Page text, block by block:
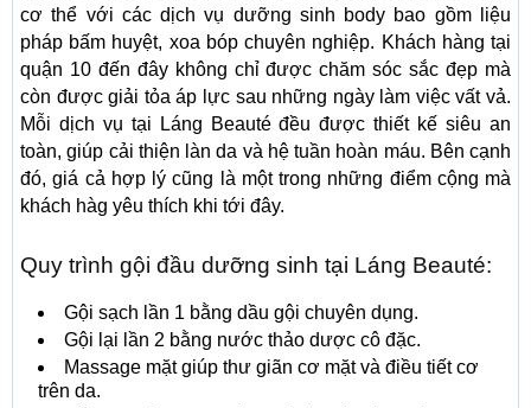
cơ thể với các dịch vụ dưỡng sinh body bao gồm liệu
pháp bấm huyệt, xoa bóp chuyên nghiệp. Khách hàng tại
quận 10 đến đây không chỉ được chăm sóc sắc đẹp mà
còn được giải tỏa áp lực sau những ngày làm việc vất vả.
Mỗi dịch vụ tại Láng Beauté đều được thiết kế siêu an
toàn, giúp cải thiện làn da và hệ tuần hoàn máu. Bên cạnh
đó, giá cả hợp lý cũng là một trong những điểm cộng mà
khách hàg yêu thích khi tới đây.
Quy trình gội đầu dưỡng sinh tại Láng Beauté:
Gội sạch lần 1 bằng dầu gội chuyên dụng.
Gội lại lần 2 bằng nước thảo dược cô đặc.
Massage mặt giúp thư giãn cơ mặt và điều tiết cơ
trên da.